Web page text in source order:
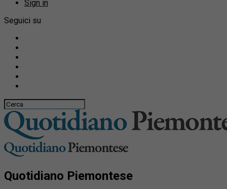
Sign in
Seguici su
Quotidiano Piemontese